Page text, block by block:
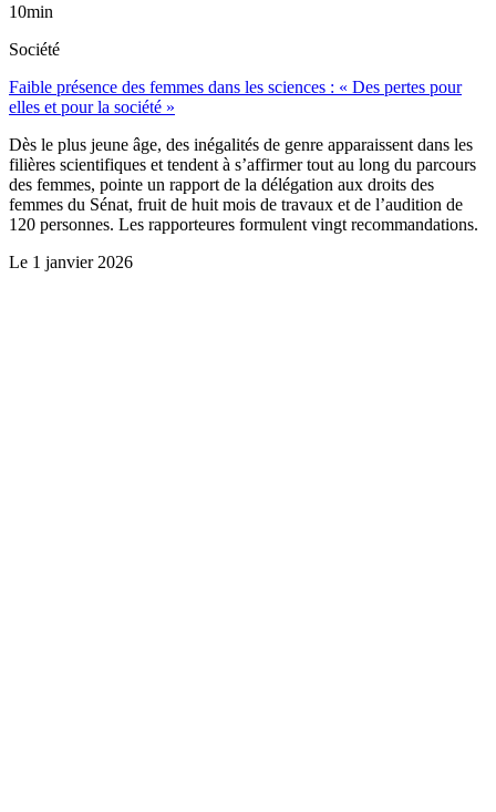
10min
Société
Faible présence des femmes dans les sciences : « Des pertes pour
elles et pour la société »
Dès le plus jeune âge, des inégalités de genre apparaissent dans les
filières scientifiques et tendent à s’affirmer tout au long du parcours
des femmes, pointe un rapport de la délégation aux droits des
femmes du Sénat, fruit de huit mois de travaux et de l’audition de
120 personnes. Les rapporteures formulent vingt recommandations.
Le 1 janvier 2026